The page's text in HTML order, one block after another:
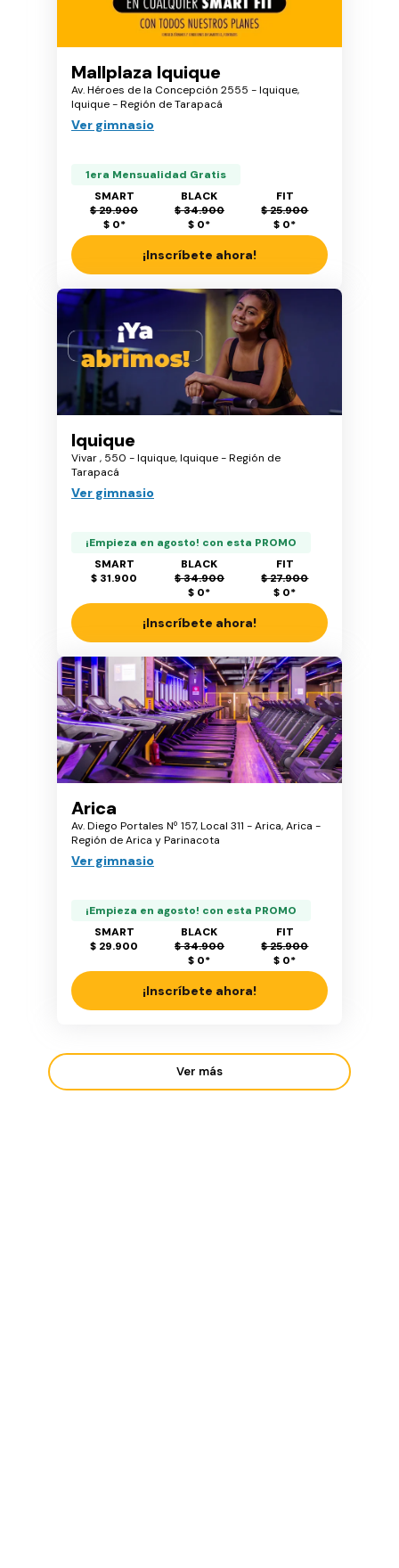
Mallplaza Iquique
Av. Héroes de la Concepción 2555 - Iquique,
Iquique - Región de Tarapacá
Ver gimnasio
1era Mensualidad Gratis
SMART
$ 29.900
$ 0*
BLACK
$ 34.900
$ 0*
FIT
$ 25.900
$ 0*
¡Inscríbete ahora!
Iquique
Vivar , 550 - Iquique, Iquique - Región de
Tarapacá
Ver gimnasio
¡Empieza en agosto! con esta PROMO
SMART
$ 31.900
BLACK
$ 34.900
$ 0*
FIT
$ 27.900
$ 0*
¡Inscríbete ahora!
Arica
Av. Diego Portales Nº 157, Local 311 - Arica, Arica -
Región de Arica y Parinacota
Ver gimnasio
¡Empieza en agosto! con esta PROMO
SMART
$ 29.900
BLACK
$ 34.900
$ 0*
FIT
$ 25.900
$ 0*
¡Inscríbete ahora!
Ver más